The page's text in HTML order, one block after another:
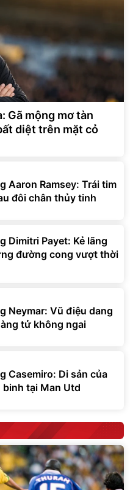
Gã mộng mơ tàn
diệt trên mặt cỏ
Aaron Ramsey: Trái tim
đôi chân thủy tinh
Dimitri Payet: Kẻ lãng
đường cong vượt thời
Neymar: Vũ điệu dang
tử không ngai
Casemiro: Di sản của
binh tại Man Utd